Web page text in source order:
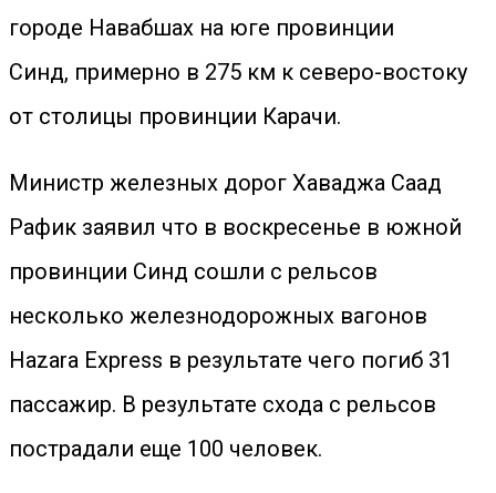
городе Навабшах на юге провинции
Синд, примерно в 275 км к северо-востоку
от столицы провинции Карачи.
Министр железных дорог Хаваджа Саад
Рафик заявил что в воскресенье в южной
провинции Синд сошли с рельсов
несколько железнодорожных вагонов
Hazara Express в результате чего погиб 31
пассажир. В результате схода с рельсов
пострадали еще 100 человек.